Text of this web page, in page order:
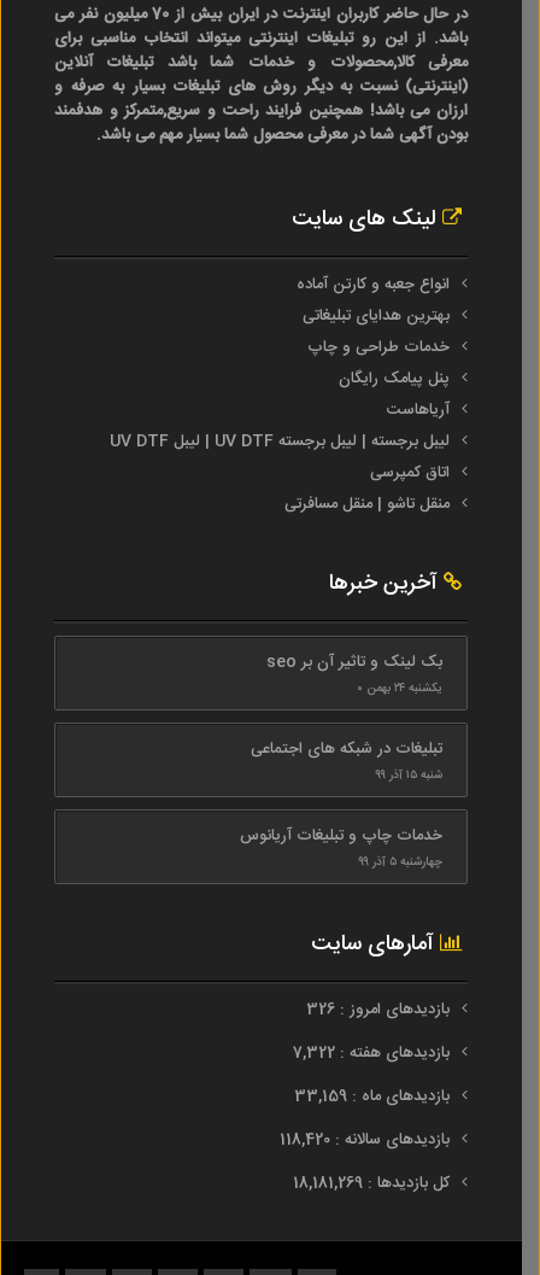
در حال حاضر کاربران اینترنت در ایران بیش از 70 میلیون نفر می
باشد. از این رو تبلیغات اینترنتی میتواند انتخاب مناسبی برای
معرفی کالا,محصولات و خدمات شما باشد تبلیغات آنلاین
(اینترنتی) نسبت به دیگر روش های تبلیغات بسیار به صرفه و
ارزان می باشد! همچنین فرایند راحت و سریع,متمرکز و هدفمند
بودن آگهی شما در معرفی محصول شما بسیار مهم می باشد.
لینک های سایت
انواع جعبه و کارتن آماده
بهترین هدایای تبلیغاتی
خدمات طراحی و چاپ
پنل پیامک رایگان
آریاهاست
لیبل برجسته | لیبل برجسته UV DTF | لیبل UV DTF
اتاق کمپرسی
منقل تاشو | منقل مسافرتی
آخرین خبرها
بک لینک و تاثیر آن بر seo
یکشنبه ۲۴ بهمن ۰
تبلیغات در شبکه های اجتماعی
شنبه ۱۵ آذر ۹۹
خدمات چاپ و تبلیغات آریانوس
چهارشنبه ۵ آذر ۹۹
آمارهای سایت
بازدیدهای امروز : 326
بازدیدهای هفته : 7,322
بازدیدهای ماه : 33,159
بازدیدهای سالانه : 118,420
کل بازدیدها : 18,181,269